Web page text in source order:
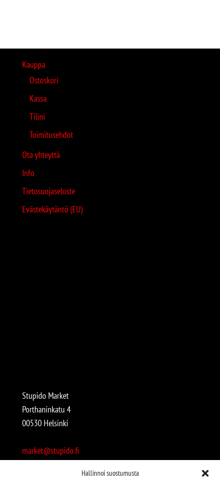
Hallinnoi suostumusta
Kauppa
Ostoskori
Kassa
Tilini
Toimitusehdot
Ota yhteyttä
Info
Tietosuojaseloste
Evästekäytäntö (EU)
Stupido Market
Porthaninkatu 4
00530 Helsinki
market@stupido.fi